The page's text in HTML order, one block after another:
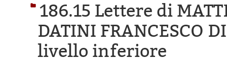
186.15 Lettere di
DATINI FRANCESCO
livello inferiore